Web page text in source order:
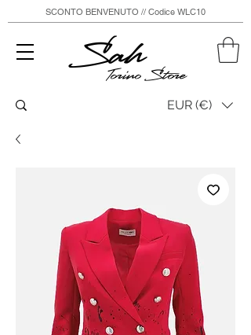
Sah
Torino Store
SCONTO BENVENUTO // Codice WLC10
EUR (€)